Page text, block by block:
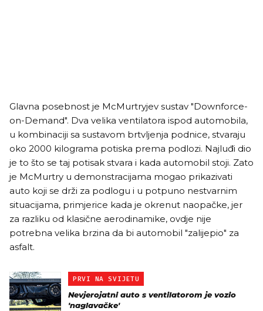
Glavna posebnost je McMurtryjev sustav "Downforce-
on-Demand". Dva velika ventilatora ispod automobila,
u kombinaciji sa sustavom brtvljenja podnice, stvaraju
oko 2000 kilograma potiska prema podlozi. Najluđi dio
je to što se taj potisak stvara i kada automobil stoji. Zato
je McMurtry u demonstracijama mogao prikazivati
auto koji se drži za podlogu i u potpuno nestvarnim
situacijama, primjerice kada je okrenut naopačke, jer
za razliku od klasične aerodinamike, ovdje nije
potrebna velika brzina da bi automobil "zalijepio" za
asfalt.
PRVI NA SVIJETU
Nevjerojatni auto s ventilatorom je vozio
'naglavačke'